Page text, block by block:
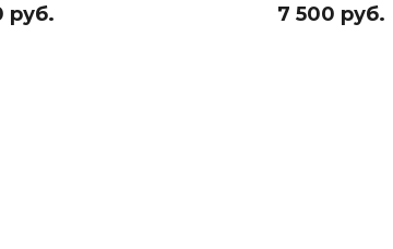
руб. 7 500 руб.